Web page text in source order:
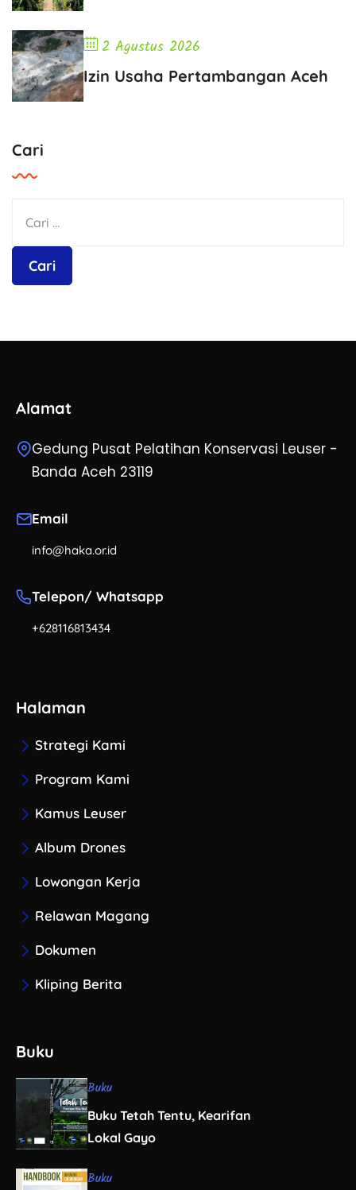
2 Agustus 2026
Izin Usaha Pertambangan Aceh
Cari
Alamat
Gedung Pusat Pelatihan Konservasi Leuser -
Banda Aceh 23119
Email
info@haka.or.id
Telepon/ Whatsapp
+628116813434
Halaman
Strategi Kami
Program Kami
Kamus Leuser
Album Drones
Lowongan Kerja
Relawan Magang
Dokumen
Kliping Berita
Buku
Buku
Buku Tetah Tentu, Kearifan
Lokal Gayo
Buku